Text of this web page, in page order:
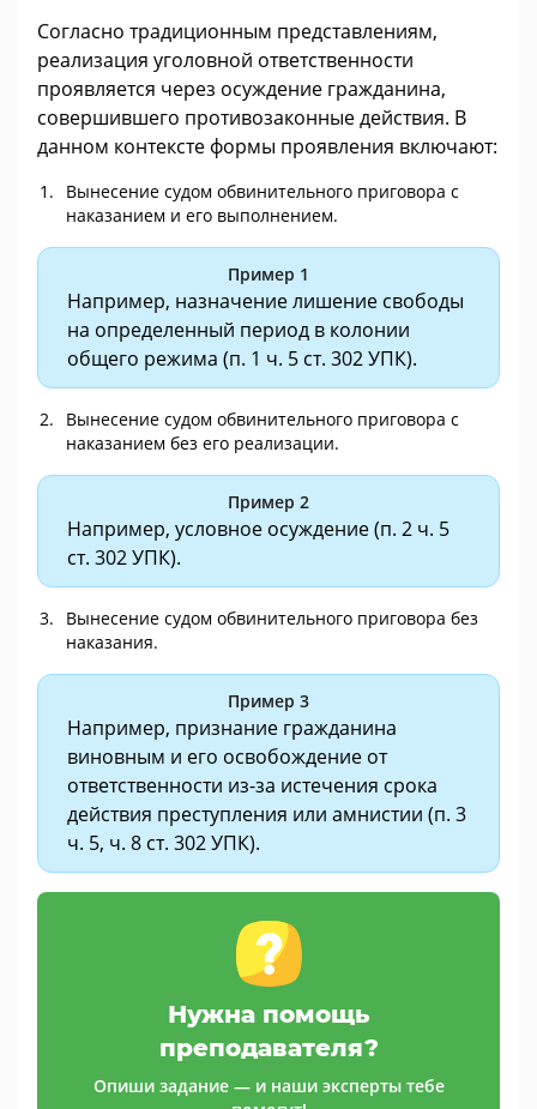
Согласно традиционным представлениям,
реализация уголовной ответственности
проявляется через осуждение гражданина,
совершившего противозаконные действия. В
данном контексте формы проявления включают:
Вынесение судом обвинительного приговора с
наказанием и его выполнением.
Пример 1
Например, назначение лишение свободы
на определенный период в колонии
общего режима (п. 1 ч. 5 ст. 302 УПК).
Вынесение судом обвинительного приговора с
наказанием без его реализации.
Пример 2
Например, условное осуждение (п. 2 ч. 5
ст. 302 УПК).
Вынесение судом обвинительного приговора без
наказания.
Пример 3
Например, признание гражданина
виновным и его освобождение от
ответственности из-за истечения срока
действия преступления или амнистии (п. 3
ч. 5, ч. 8 ст. 302 УПК).
Нужна помощь
преподавателя?
Опиши задание — и наши эксперты тебе